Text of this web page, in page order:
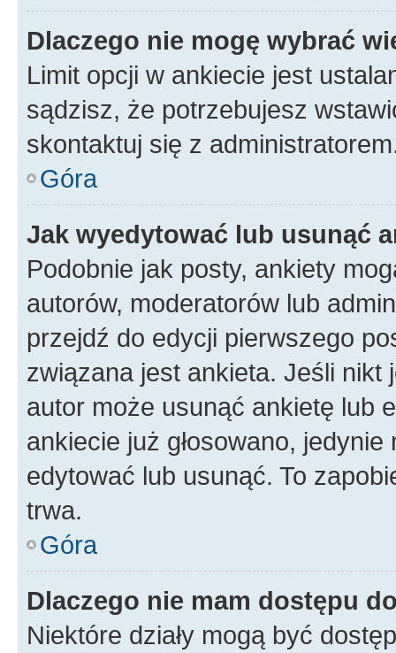
Dlaczego nie mogę wybrać
Limit opcji w ankiecie jest
sądzisz, że potrzebujesz
skontaktuj się z
Góra
Jak wyedytować lub usunąć
Podobnie jak posty, ankiety
autorów, moderatorów lub
przejdź do edycji pierwszego
związana jest ankieta. Jeśli nikt
autor może usunąć ankietę lub
ankiecie już głosowano,
edytować lub usunąć. To
trwa.
Góra
Dlaczego nie mam dostępu
Niektóre działy mogą być